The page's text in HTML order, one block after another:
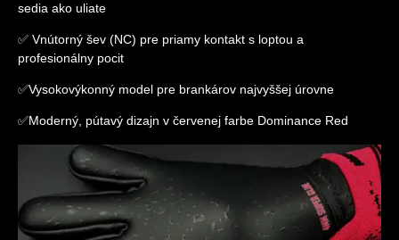
sedia ako uliate
✅ Vnútorný šev (NC) pre priamy kontakt s loptou a
profesionálny pocit
✅Vysokovýkonný model pre brankárov najvyššej úrovne
✅Moderný, pútavý dizajn v červenej farbe Dominance Red